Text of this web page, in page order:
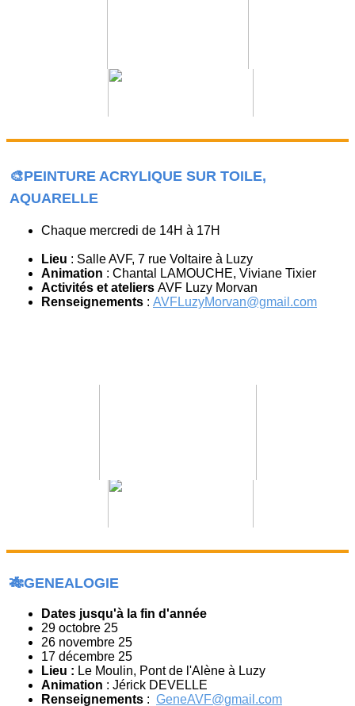
🎨PEINTURE ACRYLIQUE SUR TOILE,
AQUARELLE
Chaque mercredi de 14H à 17H
Lieu : Salle AVF, 7 rue Voltaire à Luzy
Animation : Chantal LAMOUCHE, Viviane Tixier
Activités et ateliers AVF Luzy Morvan
Renseignements : AVFLuzyMorvan@gmail.com
🎋GENEALOGIE
Dates jusqu'à la fin d'année
29 octobre 25
26 novembre 25
17 décembre 25
Lieu : Le Moulin, Pont de l'Alène à Luzy
Animation : Jérick DEVELLE
Renseignements : GeneAVF@gmail.com